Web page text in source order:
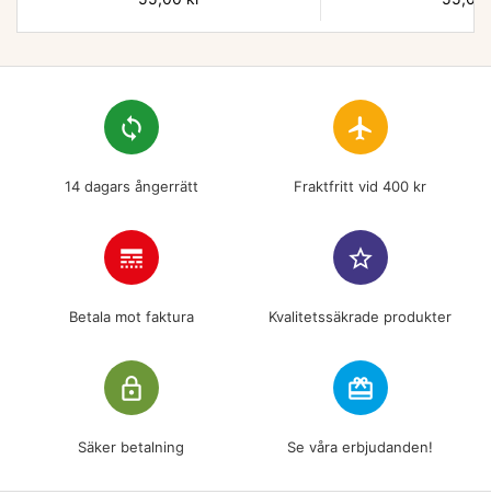
loop
14 dagars ångerrätt
flight
Fraktfritt vid 400 kr
line_style
Betala mot faktura
star_border
Kvalitetssäkrade produkter
lock_outline
Säker betalning
redeem
Se våra erbjudanden!